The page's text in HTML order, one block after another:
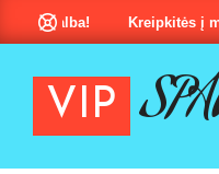
Pereiti
prie
Kreipkitės į mus,
VIP